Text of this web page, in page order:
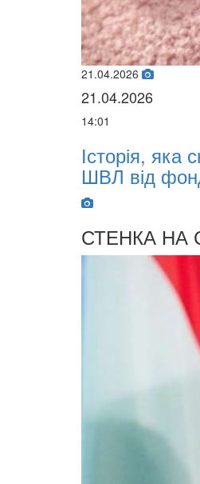
21.04.2026
21.04.2026
14:01
Історія, яка
ШВЛ від
СТЕНКА НА